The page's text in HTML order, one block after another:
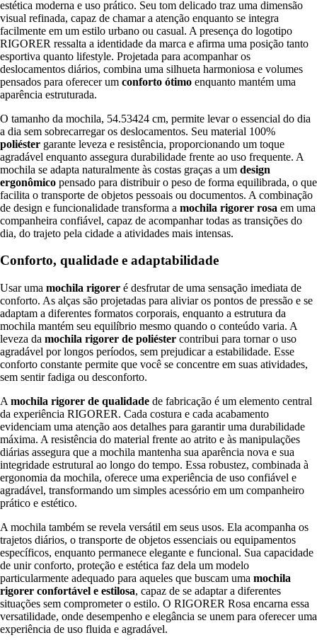
estética moderna e uso prático. Seu tom delicado traz uma dimensão
visual refinada, capaz de chamar a atenção enquanto se integra
facilmente em um estilo urbano ou casual. A presença do logotipo
RIGORER ressalta a identidade da marca e afirma uma posição tanto
esportiva quanto lifestyle. Projetada para acompanhar os
deslocamentos diários, combina uma silhueta harmoniosa e volumes
pensados para oferecer um conforto ótimo enquanto mantém uma
aparência estruturada.
O tamanho da mochila, 54.53424 cm, permite levar o essencial do dia
a dia sem sobrecarregar os deslocamentos. Seu material 100%
poliéster garante leveza e resistência, proporcionando um toque
agradável enquanto assegura durabilidade frente ao uso frequente. A
mochila se adapta naturalmente às costas graças a um design
ergonômico pensado para distribuir o peso de forma equilibrada, o que
facilita o transporte de objetos pessoais ou documentos. A combinação
de design e funcionalidade transforma a mochila rigorer rosa em uma
companheira confiável, capaz de acompanhar todas as transições do
dia, do trajeto pela cidade a atividades mais intensas.
Conforto, qualidade e adaptabilidade
Usar uma mochila rigorer é desfrutar de uma sensação imediata de
conforto. As alças são projetadas para aliviar os pontos de pressão e se
adaptam a diferentes formatos corporais, enquanto a estrutura da
mochila mantém seu equilíbrio mesmo quando o conteúdo varia. A
leveza da mochila rigorer de poliéster contribui para tornar o uso
agradável por longos períodos, sem prejudicar a estabilidade. Esse
conforto constante permite que você se concentre em suas atividades,
sem sentir fadiga ou desconforto.
A mochila rigorer de qualidade de fabricação é um elemento central
da experiência RIGORER. Cada costura e cada acabamento
evidenciam uma atenção aos detalhes para garantir uma durabilidade
máxima. A resistência do material frente ao atrito e às manipulações
diárias assegura que a mochila mantenha sua aparência nova e sua
integridade estrutural ao longo do tempo. Essa robustez, combinada à
ergonomia da mochila, oferece uma experiência de uso confiável e
agradável, transformando um simples acessório em um companheiro
prático e estético.
A mochila também se revela versátil em seus usos. Ela acompanha os
trajetos diários, o transporte de objetos essenciais ou equipamentos
específicos, enquanto permanece elegante e funcional. Sua capacidade
de unir conforto, proteção e estética faz dela um modelo
particularmente adequado para aqueles que buscam uma mochila
rigorer confortável e estilosa, capaz de se adaptar a diferentes
situações sem comprometer o estilo. O RIGORER Rosa encarna essa
versatilidade, onde desempenho e elegância se unem para oferecer uma
experiência de uso fluida e agradável.